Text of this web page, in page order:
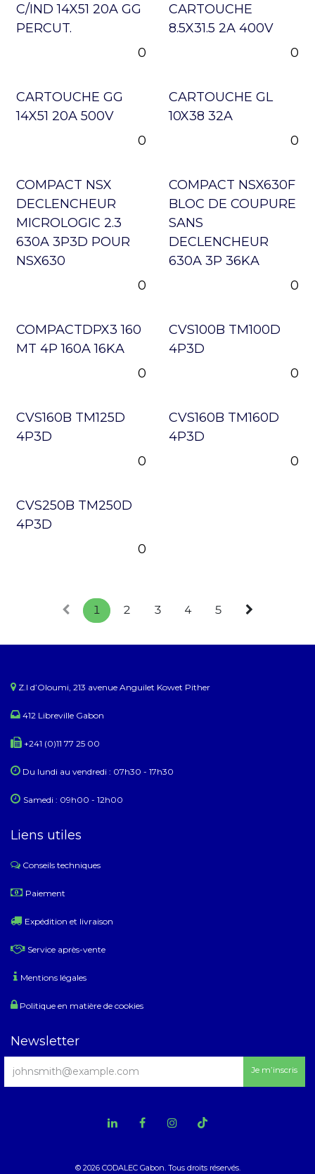
C/IND 14X51 20A GG
PERCUT.
0
CARTOUCHE
8.5X31.5 2A 400V
0
CARTOUCHE GG
14X51 20A 500V
0
CARTOUCHE GL
10X38 32A
0
COMPACT NSX
DECLENCHEUR
MICROLOGIC 2.3
630A 3P3D POUR
NSX630
0
COMPACT NSX630F
BLOC DE COUPURE
SANS
DECLENCHEUR
630A 3P 36KA
0
COMPACTDPX3 160
MT 4P 160A 16KA
0
CVS100B TM100D
4P3D
0
CVS160B TM125D
4P3D
0
CVS160B TM160D
4P3D
0
CVS250B TM250D
4P3D
0
1 2 3 4 5
Z.I d’Oloumi, 213 avenue Anguilet Kowet Pither​
412 Libreville Gabon
+241 (0)11 77 25 00
Du lundi au ​​vendredi : 07h30 - 17h30
Samedi : 09h00 - 12h00
Liens utiles
Conseils techniques
​ Paiement
Expédition et livraison
Service après-vente
Mentions légales
Politique en matière de cookies
© 2026 CODALEC Gabon. Tous droits réservés.
Newsletter
Je m’inscris